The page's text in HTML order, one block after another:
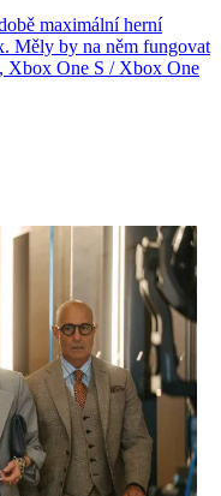
maximální herní
Měly by na něm fungovat
Xbox One S / Xbox One